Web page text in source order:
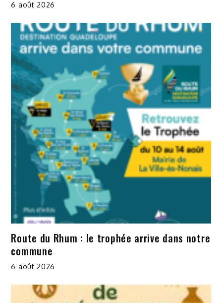
6 août 2026
Route du Rhum : le trophée arrive dans notre
commune
6 août 2026